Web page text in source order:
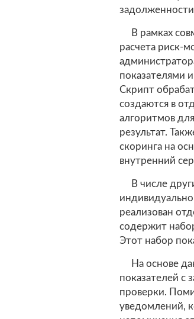
В рамках
расчета риск-
показателями
Скрипт
создаются в
алгоритмов
результат.
скоринга на
внутренний
В числе
реализован
содержит
Этот набор
На основе
показателей с
проверки.
уведомлений,